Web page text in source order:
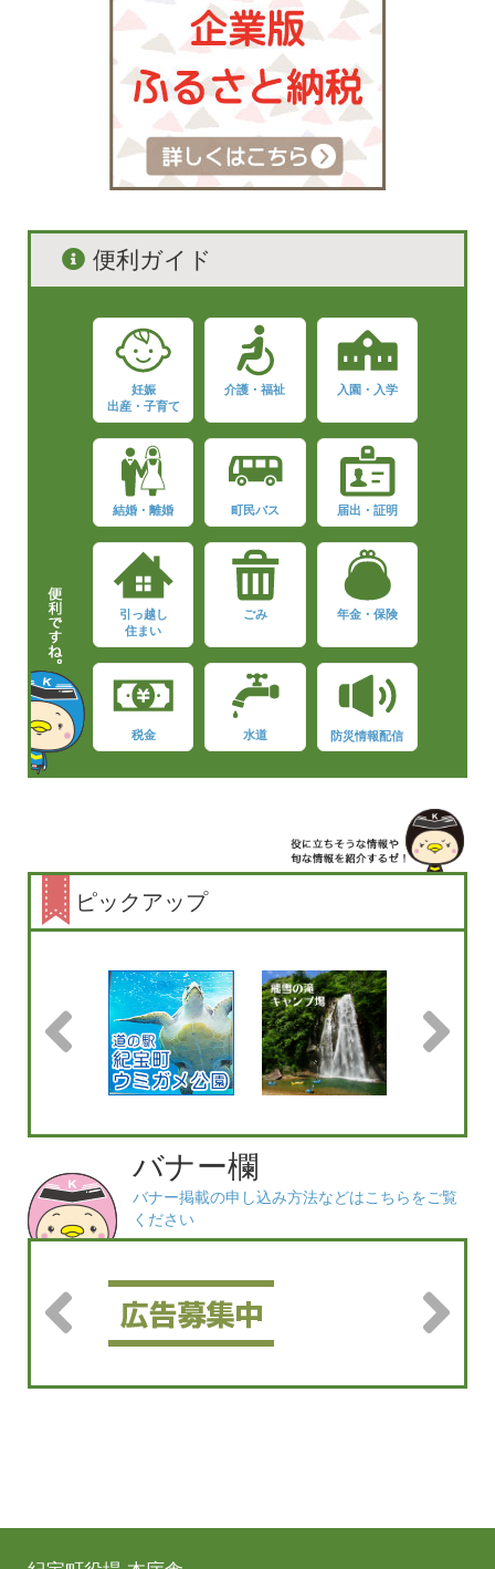
便利ガイド
妊娠
出産・子育て
介護・福祉 入園・入学
結婚・離婚 町民バス 届出・証明
引っ越し
住まい
ごみ 年金・保険
税金 水道 防災情報配信
ピックアップ
バナー欄
バナー掲載の申し込み方法などはこちらをご覧
ください